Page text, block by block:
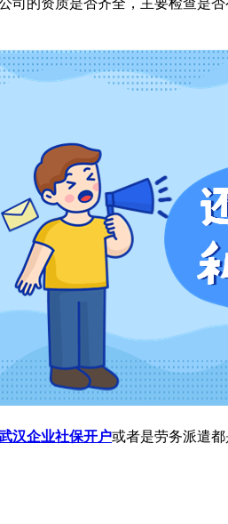
汉企业社保开户或者是劳务派遣都